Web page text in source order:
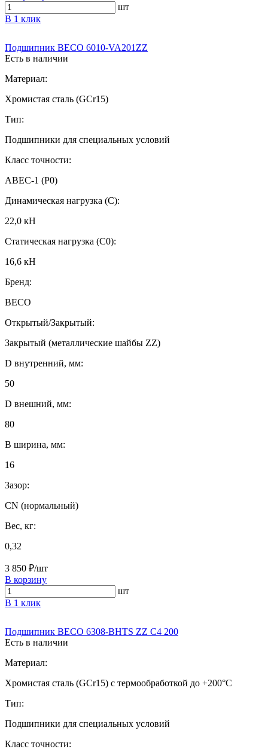
шт
В 1 клик
Подшипник BECO 6010-VA201ZZ
Есть в наличии
Материал:
Хромистая сталь (GCr15)
Тип:
Подшипники для специальных условий
Класс точности:
ABEC-1 (P0)
Динамическая нагрузка (C):
22,0 кН
Статическая нагрузка (C0):
16,6 кН
Бренд:
BECO
Открытый/Закрытый:
Закрытый (металлические шайбы ZZ)
D внутренний, мм:
50
D внешний, мм:
80
B ширина, мм:
16
Зазор:
CN (нормальный)
Вес, кг:
0,32
3 850 ₽/шт
В корзину
шт
В 1 клик
Подшипник BECO 6308-BHTS ZZ C4 200
Есть в наличии
Материал:
Хромистая сталь (GCr15) с термообработкой до +200°C
Тип:
Подшипники для специальных условий
Класс точности: